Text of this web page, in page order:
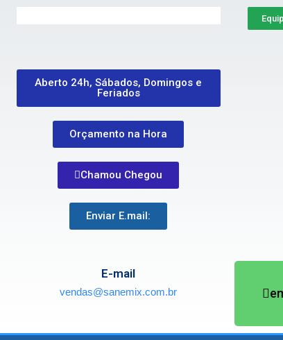
Aberto 24h, Sábados, Domingos e
Feriados
Orçamento na Hora
Chamou Chegou
Enviar E.mail:
E-mail
vendas@sanemix.com.br